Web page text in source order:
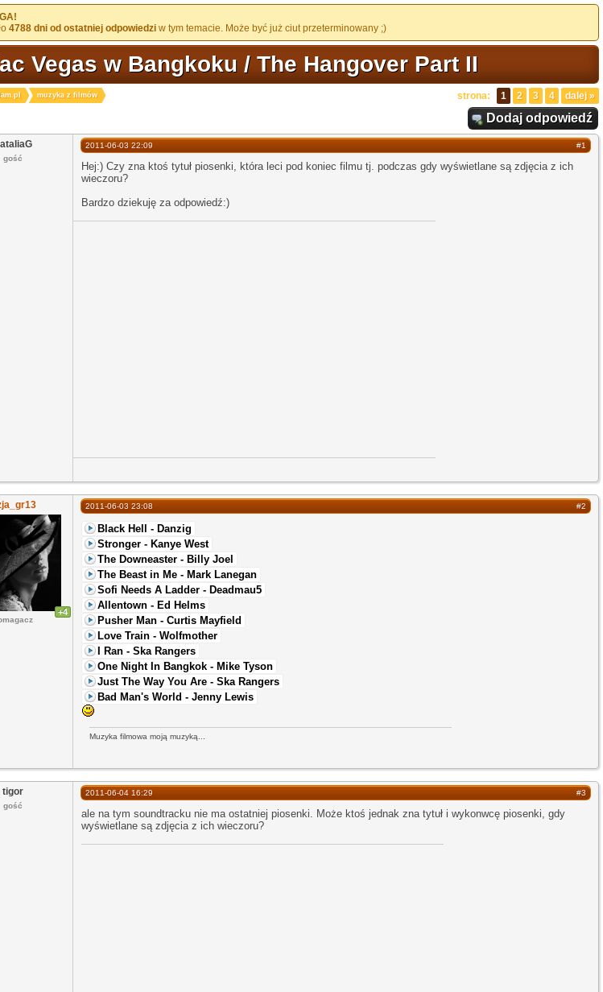
4788 dni od ostatniej odpowiedzi w tym temacie. Może być już ciut przeterminowany ;)
Vegas w Bangkoku / The Hangover Part II
muzyka z filmów strona: 1 2 3 4 dalej »
Dodaj odpowiedź
gość
#1
2011-06-03 22:09
Hej:) Czy zna ktoś tytuł piosenki, która leci pod koniec filmu tj. podczas gdy wyświetlane są zdjęcia z ich
wieczoru?
Bardzo dziekuję za odpowiedź:)
+4
#2
2011-06-03 23:08
Black Hell - Danzig
Stronger - Kanye West
The Downeaster - Billy Joel
The Beast in Me - Mark Lanegan
Sofi Needs A Ladder - Deadmau5
Allentown - Ed Helms
Pusher Man - Curtis Mayfield
Love Train - Wolfmother
I Ran - Ska Rangers
One Night In Bangkok - Mike Tyson
Just The Way You Are - Ska Rangers
Bad Man's World - Jenny Lewis
Muzyka filmowa moją muzyką...
tigor
gość
#3
2011-06-04 16:29
ale na tym soundtracku nie ma ostatniej piosenki. Może ktoś jednak zna tytuł i wykonwcę piosenki, gdy
wyświetlane są zdjęcia z ich wieczoru?